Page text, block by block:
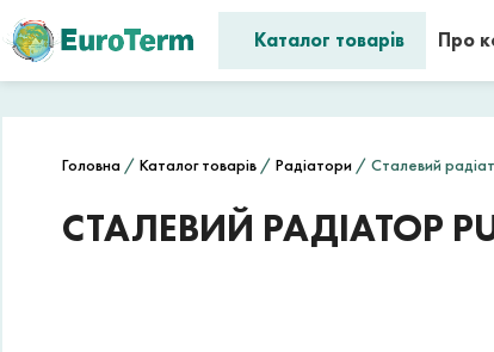
Каталог товарів Про
Головна / Каталог товарів / Радіатори / Сталевий
СТАЛЕВИЙ РАДІАТОР